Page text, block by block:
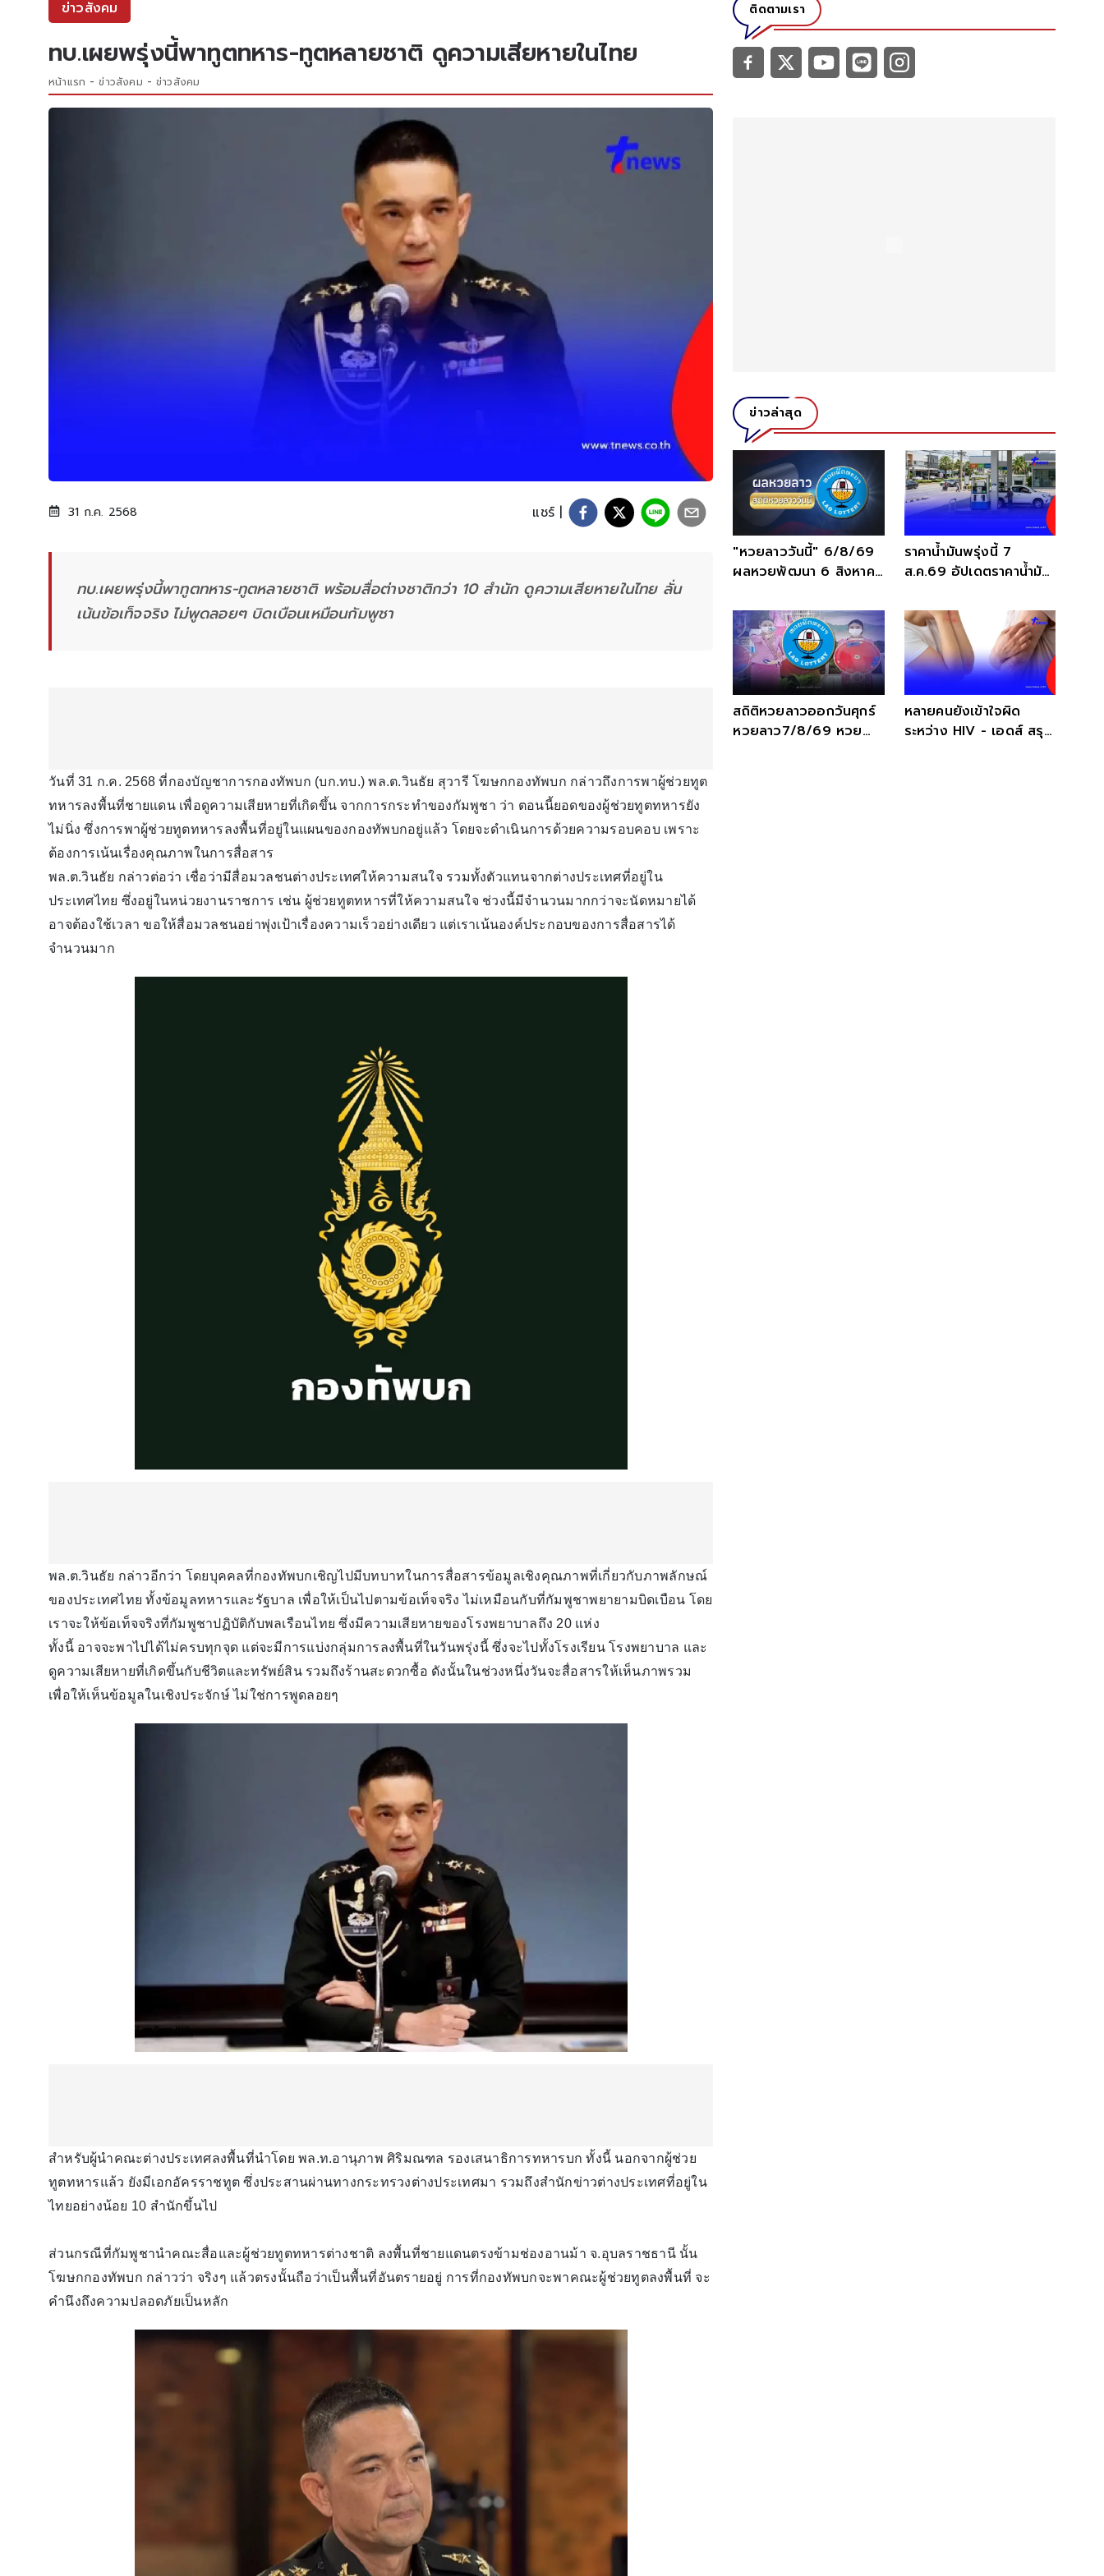
ข่าวสังคม
ทบ.เผยพรุ่งนี้พาทูตทหาร-ทูตหลายชาติ ดูความเสียหายในไทย
หน้าแรก ข่าวสังคม ข่าวสังคม
31 ก.ค. 2568 แชร์ |
ทบ.เผยพรุ่งนี้พาทูตทหาร-ทูตหลายชาติ พร้อมสื่อต่างชาติกว่า 10 สำนัก ดูความเสียหายในไทย ลั่น
เน้นข้อเท็จจริง ไม่พูดลอยๆ บิดเบือนเหมือนกัมพูชา
วันที่ 31 ก.ค. 2568 ที่กองบัญชาการกองทัพบก (บก.ทบ.) พล.ต.วินธัย สุวารี โฆษกกองทัพบก กล่าวถึงการพาผู้ช่วยทูต
ทหารลงพื้นที่ชายแดน เพื่อดูความเสียหายที่เกิดขึ้น จากการกระทำของกัมพูชา ว่า ตอนนี้ยอดของผู้ช่วยทูตทหารยัง
ไม่นิ่ง ซึ่งการพาผู้ช่วยทูตทหารลงพื้นที่อยู่ในแผนของกองทัพบกอยู่แล้ว โดยจะดำเนินการด้วยความรอบคอบ เพราะ
ต้องการเน้นเรื่องคุณภาพในการสื่อสาร
พล.ต.วินธัย กล่าวต่อว่า เชื่อว่ามีสื่อมวลชนต่างประเทศให้ความสนใจ รวมทั้งตัวแทนจากต่างประเทศที่อยู่ใน
ประเทศไทย ซึ่งอยู่ในหน่วยงานราชการ เช่น ผู้ช่วยทูตทหารที่ให้ความสนใจ ช่วงนี้มีจำนวนมากกว่าจะนัดหมายได้
อาจต้องใช้เวลา ขอให้สื่อมวลชนอย่าพุ่งเป้าเรื่องความเร็วอย่างเดียว แต่เราเน้นองค์ประกอบของการสื่อสารได้
จำนวนมาก
พล.ต.วินธัย กล่าวอีกว่า โดยบุคคลที่กองทัพบกเชิญไปมีบทบาทในการสื่อสารข้อมูลเชิงคุณภาพที่เกี่ยวกับภาพลักษณ์
ของประเทศไทย ทั้งข้อมูลทหารและรัฐบาล เพื่อให้เป็นไปตามข้อเท็จจริง ไม่เหมือนกับที่กัมพูชาพยายามบิดเบือน โดย
เราจะให้ข้อเท็จจริงที่กัมพูชาปฏิบัติกับพลเรือนไทย ซึ่งมีความเสียหายของโรงพยาบาลถึง 20 แห่ง
ทั้งนี้ อาจจะพาไปได้ไม่ครบทุกจุด แต่จะมีการแบ่งกลุ่มการลงพื้นที่ในวันพรุ่งนี้ ซึ่งจะไปทั้งโรงเรียน โรงพยาบาล และ
ดูความเสียหายที่เกิดขึ้นกับชีวิตและทรัพย์สิน รวมถึงร้านสะดวกซื้อ ดังนั้นในช่วงหนึ่งวันจะสื่อสารให้เห็นภาพรวม
เพื่อให้เห็นข้อมูลในเชิงประจักษ์ ไม่ใช่การพูดลอยๆ
สำหรับผู้นำคณะต่างประเทศลงพื้นที่นำโดย พล.ท.อานุภาพ ศิริมณฑล รองเสนาธิการทหารบก ทั้งนี้ นอกจากผู้ช่วย
ทูตทหารแล้ว ยังมีเอกอัครราชทูต ซึ่งประสานผ่านทางกระทรวงต่างประเทศมา รวมถึงสำนักข่าวต่างประเทศที่อยู่ใน
ไทยอย่างน้อย 10 สำนักขึ้นไป
ส่วนกรณีที่กัมพูชานำคณะสื่อและผู้ช่วยทูตทหารต่างชาติ ลงพื้นที่ชายแดนตรงข้ามช่องอานม้า จ.อุบลราชธานี นั้น
โฆษกกองทัพบก กล่าวว่า จริงๆ แล้วตรงนั้นถือว่าเป็นพื้นที่อันตรายอยู่ การที่กองทัพบกจะพาคณะผู้ช่วยทูตลงพื้นที่ จะ
คำนึงถึงความปลอดภัยเป็นหลัก
ติดตามเรา
ข่าวล่าสุด
"หวยลาววันนี้" 6/8/69
ผลหวยพัฒนา 6 สิงหาคม
ราคาน้ำมันพรุ่งนี้ 7
ส.ค.69 อัปเดตราคาน้ำมัน
สถิติหวยลาวออกวันศุกร์
หวยลาว7/8/69 หวย
หลายคนยังเข้าใจผิด
ระหว่าง HIV - เอดส์ สรุป